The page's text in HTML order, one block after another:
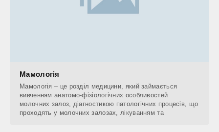
Мамологія
Мамологія – це розділ медицини, який займається
вивченням анатомо-фізіологічних особливостей
молочних залоз, діагностикою патологічних процесів, що
проходять у молочних залозах, лікуванням та